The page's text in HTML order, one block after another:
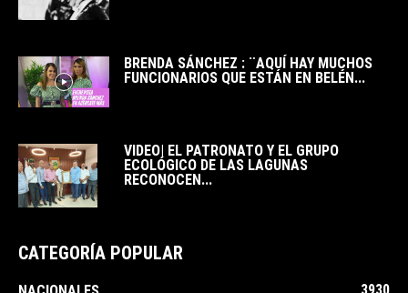
BRENDA SÁNCHEZ : ¨AQUÍ HAY MUCHOS
FUNCIONARIOS QUE ESTÁN EN BELÉN...
VIDEO| EL PATRONATO Y EL GRUPO
ECOLÓGICO DE LAS LAGUNAS
RECONOCEN...
CATEGORÍA POPULAR